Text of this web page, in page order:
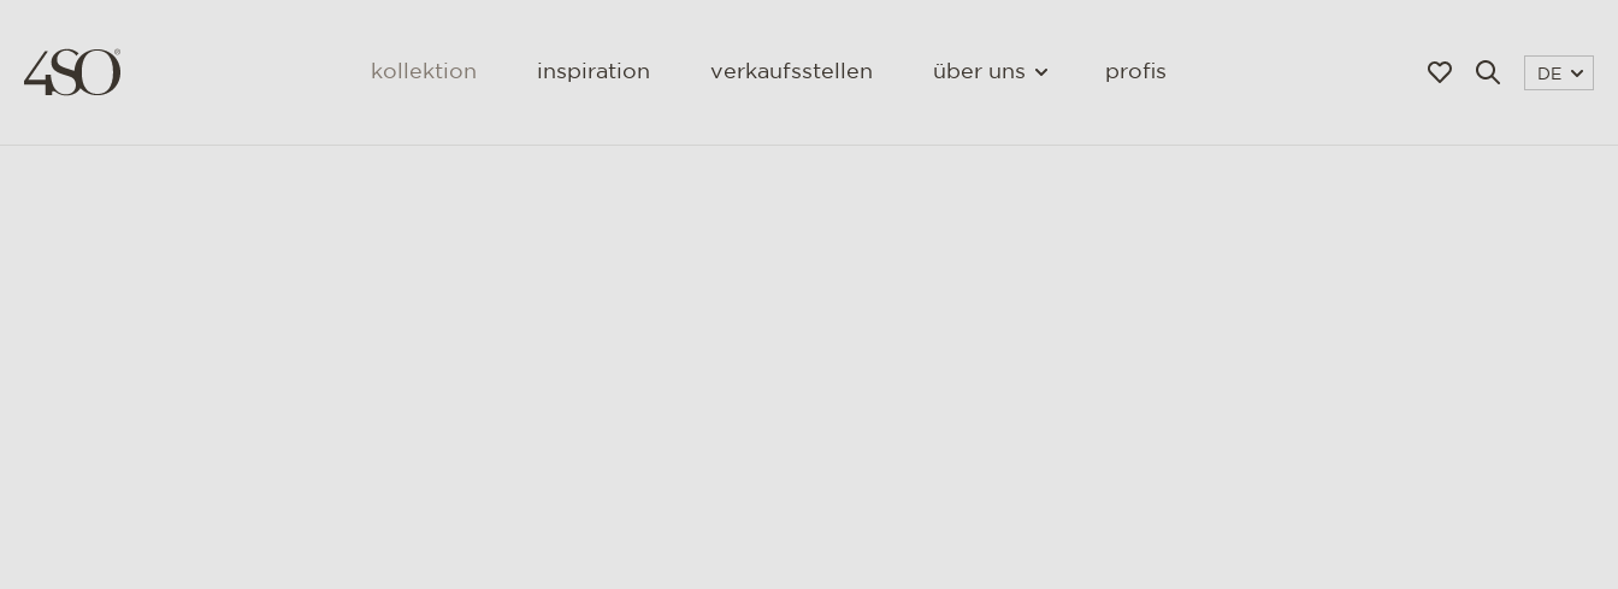
kollektion inspiration verkaufsstellen über uns profis DE